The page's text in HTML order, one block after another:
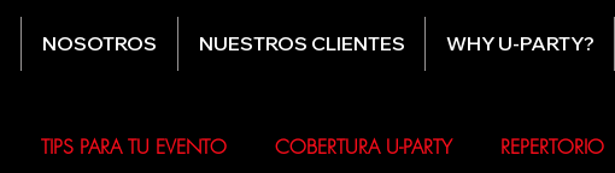
NOSOTROS NUESTROS CLIENTES WHY U-PARTY?
TIPS PARA TU EVENTO COBERTURA U-PARTY REPERTORIO